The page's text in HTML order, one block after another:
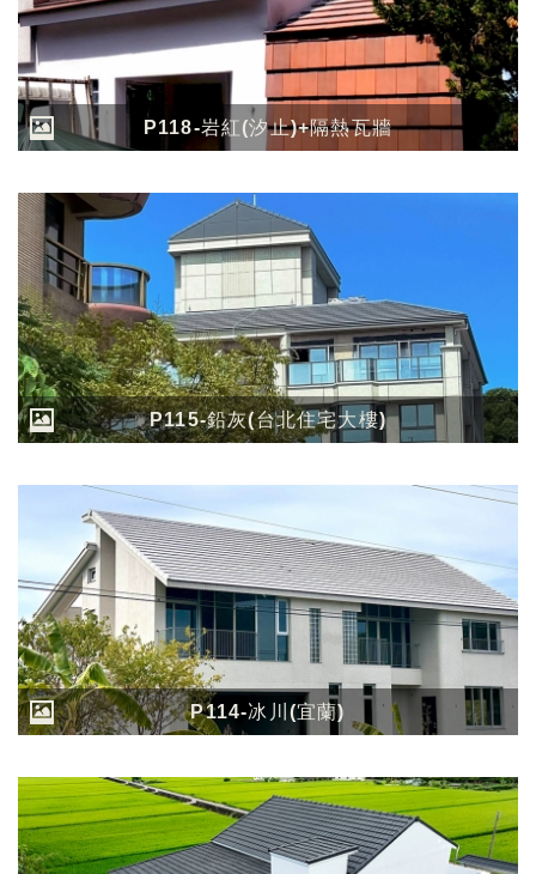
P118-岩紅(汐止)+隔熱瓦牆
P115-鉛灰(台北住宅大樓)
P114-冰川(宜蘭)